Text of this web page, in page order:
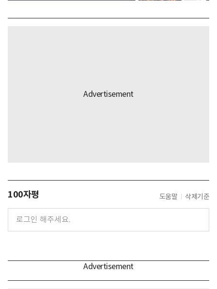
100자평 도움말 삭제기준